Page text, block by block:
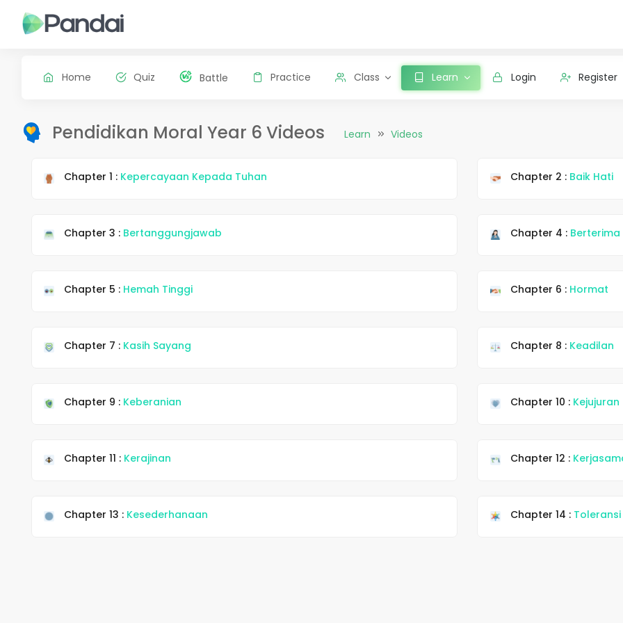
Home Quiz Battle Practice Class Learn Login Register
Pendidikan Moral Year 6 Videos Learn Videos
Chapter 1 : Kepercayaan Kepada Tuhan Chapter 2 : Baik Hati
Chapter 3 : Bertanggungjawab Chapter 4 : Berterima
Chapter 5 : Hemah Tinggi Chapter 6 : Hormat
Chapter 7 : Kasih Sayang Chapter 8 : Keadilan
Chapter 9 : Keberanian Chapter 10 : Kejujuran
Chapter 11 : Kerajinan Chapter 12 :
Chapter 13 : Kesederhanaan Chapter 14 : Toleransi